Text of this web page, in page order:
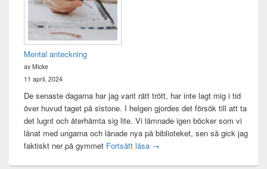
Mental anteckning
av Micke
11 april, 2024
De senaste dagarna har jag varit rätt trött, har inte lagt mig i tid
över huvud taget på sistone. I helgen gjordes det försök till att ta
det lugnt och återhämta sig lite. Vi lämnade igen böcker som vi
lånat med ungarna och lånade nya på biblioteket, sen så gick jag
faktiskt ner på gymmet Fortsätt läsa Mental anteckning
→